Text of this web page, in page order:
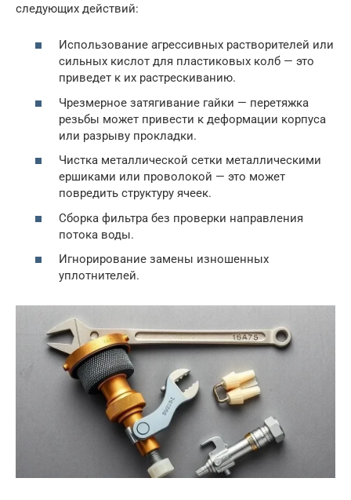
следующих действий:
Использование агрессивных растворителей или
сильных кислот для пластиковых колб — это
приведет к их растрескиванию.
Чрезмерное затягивание гайки — перетяжка
резьбы может привести к деформации корпуса
или разрыву прокладки.
Чистка металлической сетки металлическими
ершиками или проволокой — это может
повредить структуру ячеек.
Сборка фильтра без проверки направления
потока воды.
Игнорирование замены изношенных
уплотнителей.